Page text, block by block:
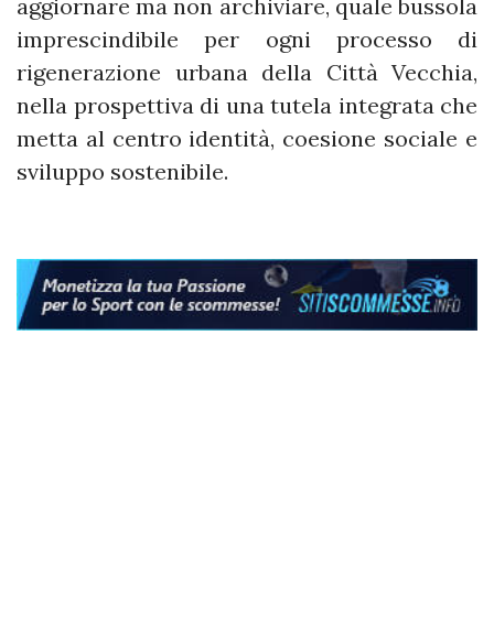
aggiornare ma non archiviare, quale bussola
imprescindibile per ogni processo di
rigenerazione urbana della Città Vecchia,
nella prospettiva di una tutela integrata che
metta al centro identità, coesione sociale e
sviluppo sostenibile.